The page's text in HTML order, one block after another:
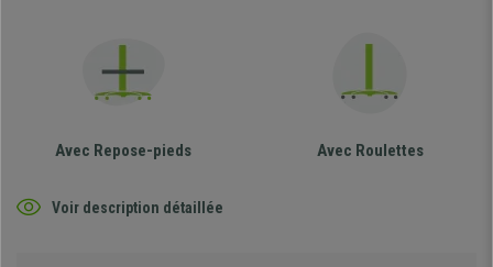
Avec Repose-pieds Avec Roulettes
Voir description détaillée